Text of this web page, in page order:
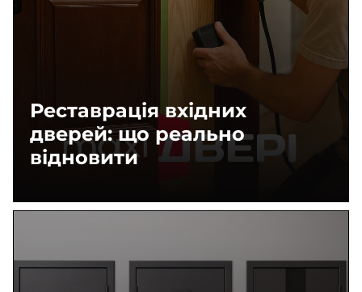
Реставрація вхідних
дверей: що реально
відновити